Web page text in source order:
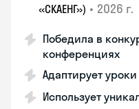
«СКАЕНГ») • 2026 г.
Победила в
конференциях
Адаптирует
Использует